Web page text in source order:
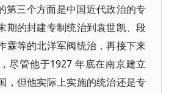
第三个方面是中国近代政治的专
期的封建专制统治到袁世凯、段
霖等的北洋军阀统治，再接下来
尽管他于1927 年底在南京建立
，但他实际上实施的统治还是专